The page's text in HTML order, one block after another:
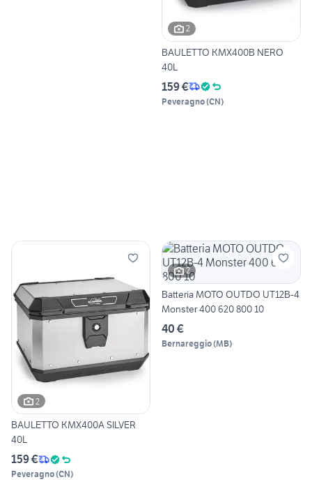
2
BAULETTO KMX400B NERO
40L
159 €
Peveragno(CN)
2
BAULETTO KMX400A SILVER
40L
159 €
Peveragno(CN)
2
Batteria MOTO OUTDO UT12B-4
Monster 400 620 800 10
40 €
Bernareggio(MB)